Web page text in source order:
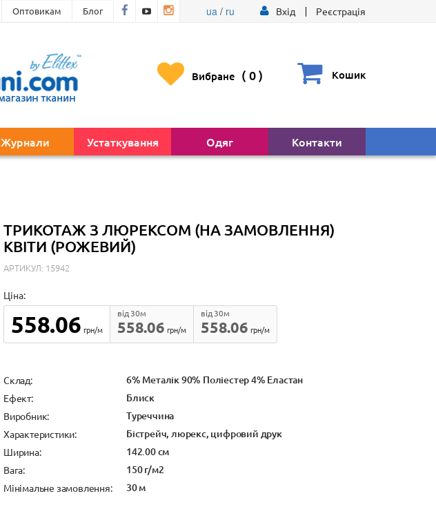
Оптовикам Блог ua/ ru Вхід Реєстрація
Вибране ( 0) Кошик
Журнали Устаткування Одяг Контакти
ТРИКОТАЖ З ЛЮРЕКСОМ (НА ЗАМОВЛЕННЯ)
КВІТИ (РОЖЕВИЙ)
АРТИКУЛ: 15942
Ціна:
558.06 грн/м 558.06
від 30м
грн/м
558.06
від 30м
грн/м
Cклад: 6% Металік 90% Поліестер 4% Еластан
Ефект: Блиск
Виробник: Туреччина
Характеристики: Бістрейч, люрекс, цифровий друк
Ширина: 142.00 см
Вага: 150 г/м2
Мінімальне замовлення: 30 м